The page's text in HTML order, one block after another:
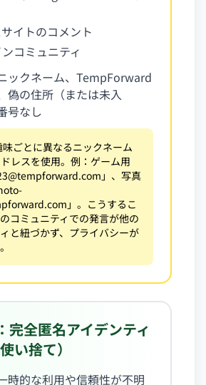
イトのコメント
コミュニティ
ックネーム、TempForward
偽の住所（または未入
号なし
味ごとに異なるニックネーム
レスを使用。例：ゲーム用
」、写真
」。こうするこ
コミュニティでの発言が他の
と紐づかず、プライバシーが
完全匿名アイデンティ
い捨て）
時的な利用や信頼性が不明